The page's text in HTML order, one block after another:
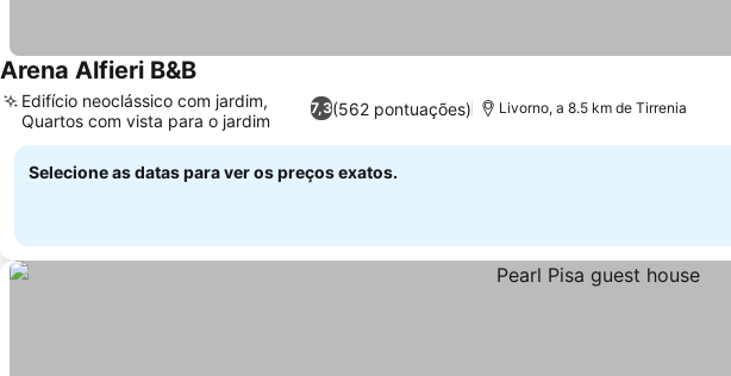
Arena Alfieri B&B
7,3(562 pontuações)
Edifício neoclássico com jardim,
Quartos com vista para o jardim
Livorno, a 8.5 km de Tirrenia
Selecione as datas para ver os preços exatos.